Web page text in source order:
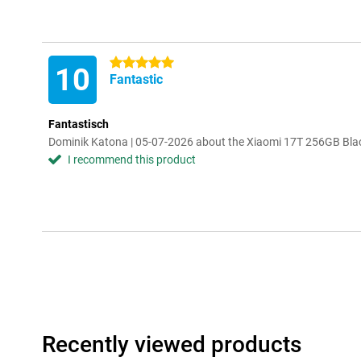
10 5 stars
Fantastic
Fantastisch
Dominik Katona | 05-07-2026 about the Xiaomi 17T 256GB
I recommend this product
Recently viewed products